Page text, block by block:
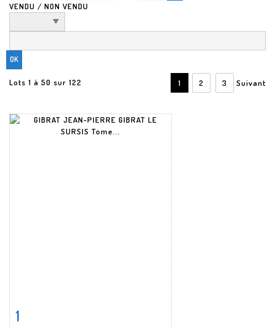
VENDU / NON VENDU
Lots 1 à 50 sur 122 1 2 3 Suivant
1